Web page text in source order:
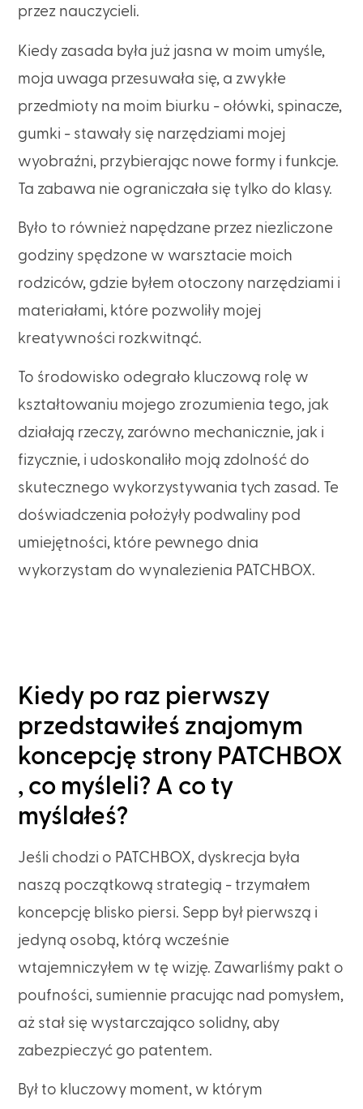
przez nauczycieli.
Kiedy zasada była już jasna w moim umyśle,
moja uwaga przesuwała się, a zwykłe
przedmioty na moim biurku - ołówki, spinacze,
gumki - stawały się narzędziami mojej
wyobraźni, przybierając nowe formy i funkcje.
Ta zabawa nie ograniczała się tylko do klasy.
Było to również napędzane przez niezliczone
godziny spędzone w warsztacie moich
rodziców, gdzie byłem otoczony narzędziami i
materiałami, które pozwoliły mojej
kreatywności rozkwitnąć.
To środowisko odegrało kluczową rolę w
kształtowaniu mojego zrozumienia tego, jak
działają rzeczy, zarówno mechanicznie, jak i
fizycznie, i udoskonaliło moją zdolność do
skutecznego wykorzystywania tych zasad. Te
doświadczenia położyły podwaliny pod
umiejętności, które pewnego dnia
wykorzystam do wynalezienia PATCHBOX.
Kiedy po raz pierwszy
przedstawiłeś znajomym
koncepcję strony PATCHBOX
, co myśleli? A co ty
myślałeś?
Jeśli chodzi o PATCHBOX, dyskrecja była
naszą początkową strategią - trzymałem
koncepcję blisko piersi. Sepp był pierwszą i
jedyną osobą, którą wcześnie
wtajemniczyłem w tę wizję. Zawarliśmy pakt o
poufności, sumiennie pracując nad pomysłem,
aż stał się wystarczająco solidny, aby
zabezpieczyć go patentem.
Był to kluczowy moment, w którym